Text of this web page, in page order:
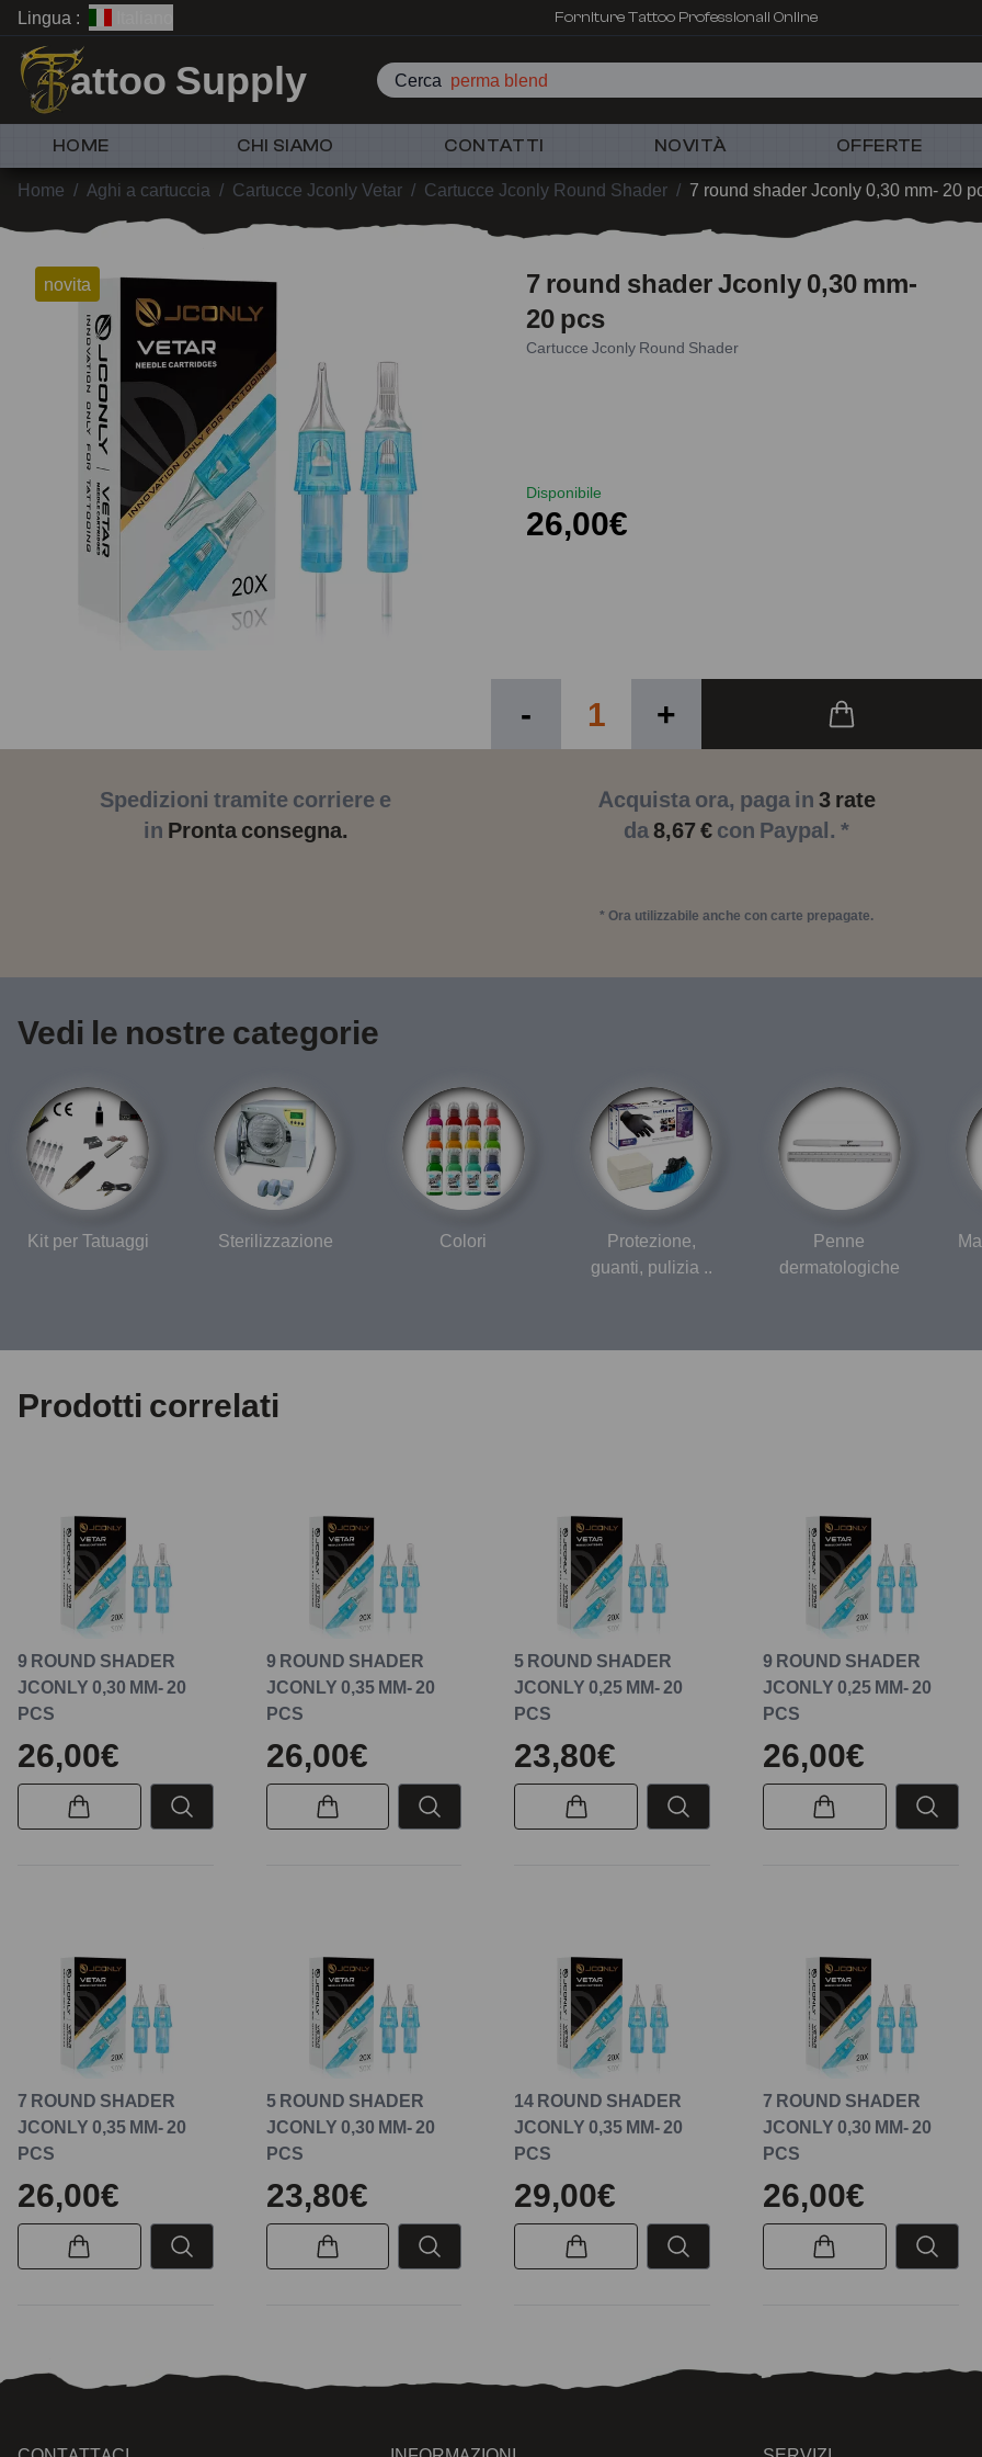
Lingua : Forniture Tattoo Professionali Online
attoo Supply Cerca perma blend
HOME CHI SIAMO CONTATTI NOVITÀ OFFERTE
Home / Aghi a cartuccia / Cartucce Jconly Vetar / Cartucce Jconly Round Shader / 7 round shader Jconly 0,30 mm- 20
novita
7 round shader Jconly 0,30 mm-
20 pcs
Cartucce Jconly Round Shader
Disponibile
26,00€
- +
Spedizioni tramite corriere e
in Pronta consegna.
Acquista ora, paga in 3 rate
da8,67 € con Paypal. *
* Ora utilizzabile anche con carte prepagate.
Vedi le nostre categorie
Kit per Tatuaggi Sterilizzazione Colori
Protezione,
guanti, pulizia ..
Penne
dermatologiche
Prodotti correlati
9 ROUND SHADER
JCONLY 0,30 MM- 20
PCS
26,00€
9 ROUND SHADER
JCONLY 0,35 MM- 20
PCS
26,00€
5 ROUND SHADER
JCONLY 0,25 MM- 20
PCS
23,80€
9 ROUND SHADER
JCONLY 0,25 MM- 20
PCS
26,00€
7 ROUND SHADER
JCONLY 0,35 MM- 20
PCS
26,00€
5 ROUND SHADER
JCONLY 0,30 MM- 20
PCS
23,80€
14 ROUND SHADER
JCONLY 0,35 MM- 20
PCS
29,00€
7 ROUND SHADER
JCONLY 0,30 MM- 20
PCS
26,00€